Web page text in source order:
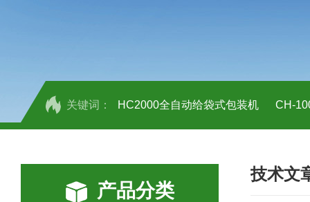
关键词： HC2000全自动给袋式包装机 CH-
技术文
产品分类